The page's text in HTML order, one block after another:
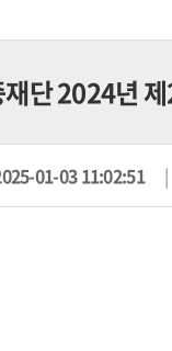
단 2024년
01-03 11:02:51